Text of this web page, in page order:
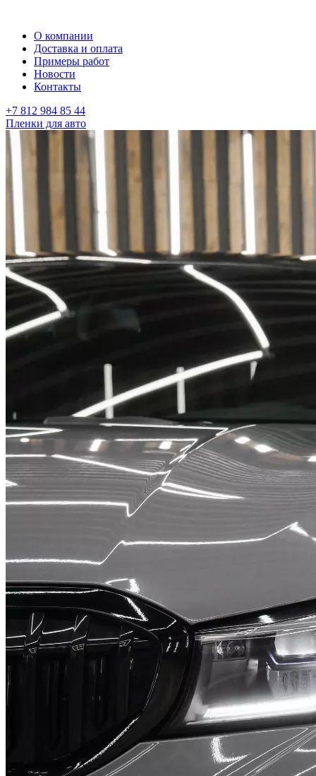
О компании
Доставка и оплата
Примеры работ
Новости
Контакты
+7 812 984 85 44
Пленки для авто